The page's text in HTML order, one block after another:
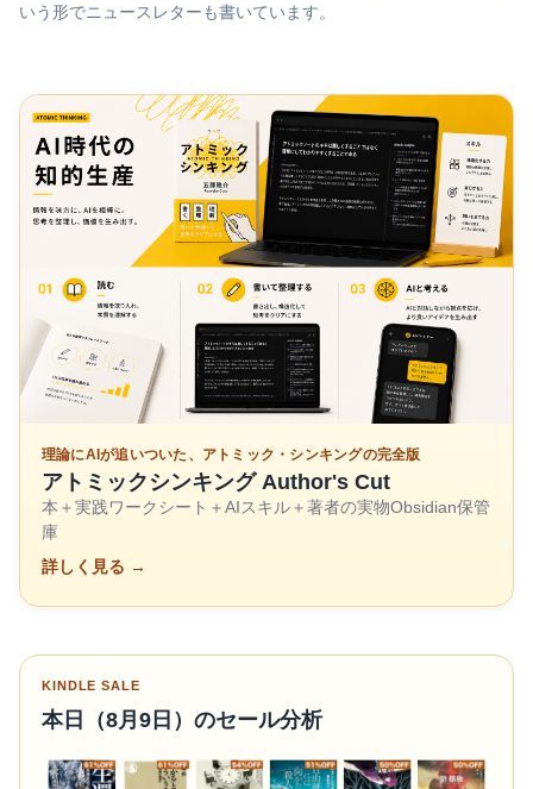
いう形でニュースレターも書いています。
理論にAIが追いついた、アトミック・シンキングの完全版
アトミックシンキング Author's Cut
本＋実践ワークシート＋AIスキル＋著者の実物Obsidian保管
庫
詳しく見る →
KINDLE SALE
本日（8月9日）のセール分析